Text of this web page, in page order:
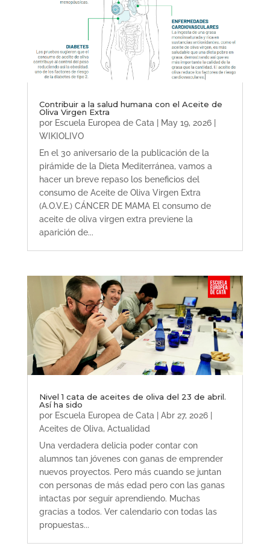
Contribuir a la salud humana con el Aceite de
Oliva Virgen Extra
por Escuela Europea de Cata May 19, 2026|
WIKIOLIVO
En el 30 aniversario de la publicación de la
pirámide de la Dieta Mediterránea, vamos a
hacer un breve repaso los beneficios del
consumo de Aceite de Oliva Virgen Extra
(A.O.V.E.) CÁNCER DE MAMA El consumo de
aceite de oliva virgen extra previene la
aparición de...
Nivel 1 cata de aceites de oliva del 23 de abril.
Así ha sido
por Escuela Europea de Cata Abr 27, 2026|
Aceites de Oliva, Actualidad
Una verdadera delicia poder contar con
alumnos tan jóvenes con ganas de emprender
nuevos proyectos. Pero más cuando se juntan
con personas de más edad pero con las ganas
intactas por seguir aprendiendo. Muchas
gracias a todos. Ver calendario con todas las
propuestas...